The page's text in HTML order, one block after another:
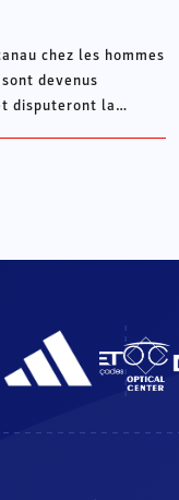
chez les hommes
devenus
disputeront la